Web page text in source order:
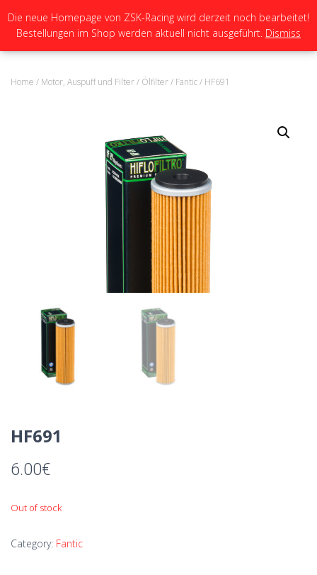
N
A
Home / Motor, Auspuff und Filter/ Ölfilter/ Fantic/ HF691
HF691
6.00€
Out of stock
Category: Fantic
Die neue Homepage von ZSK-Racing wird derzeit noch bearbeitet!
Bestellungen im Shop werden aktuell nicht ausgeführt. Dismiss